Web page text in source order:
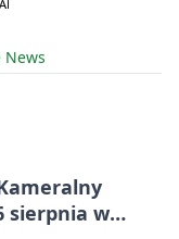
News
sierpnia w